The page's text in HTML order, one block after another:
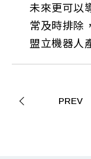
未來更可以
常及時排除
盟立機器人
PREV